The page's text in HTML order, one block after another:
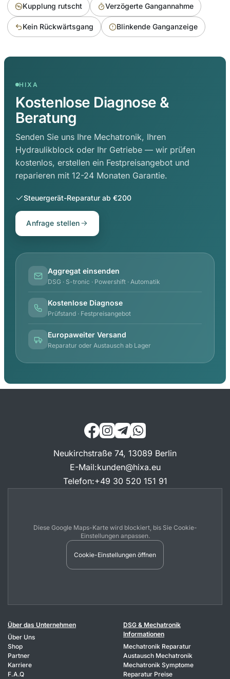
Kupplung rutscht Verzögerte Gangannahme
Kein Rückwärtsgang Blinkende Ganganzeige
HIXA
Kostenlose Diagnose &
Beratung
Senden Sie uns Ihre Mechatronik, Ihren
Hydraulikblock oder Ihr Getriebe — wir prüfen
kostenlos, erstellen ein Festpreisangebot und
reparieren mit 12-24 Monaten Garantie.
Steuergerät-Reparatur ab €200
Anfrage stellen
Aggregat einsenden
DSG · S-tronic · Powershift · Automatik
Kostenlose Diagnose
Prüfstand · Festpreisangebot
Europaweiter Versand
Reparatur oder Austausch ab Lager
Neukirchstraße 74, 13089 Berlin
E-Mail:kunden@hixa.eu
Telefon:+49 30 520 151 91
Diese Google Maps-Karte wird blockiert, bis Sie Cookie-
Einstellungen anpassen.
Cookie-Einstellungen öffnen
Über das Unternehmen
Über Uns
Shop
Partner
Karriere
F.A.Q
DSG & Mechatronik
Informationen
Mechatronik Reparatur
Austausch Mechatronik
Mechatronik Symptome
Reparatur Preise